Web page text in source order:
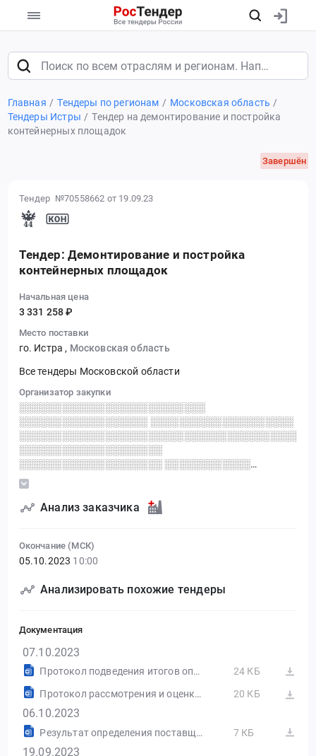
Главная Тендеры по регионам
Московская область
Тендеры Истры
Тендер на демонтирование и постройка
контейнерных площадок
Завершён
Тендер №70558662 от 19.09.23
Тендер: Демонтирование и постройка
контейнерных площадок
Начальная цена
3 331 258 ₽
Место поставки
го. Истра , Московская область
Все тендеры Московской области
Организатор закупки
░░░░░░░░░░░░░░░░░░░░░░░░░░
░░░░░░░░░░░░░░░░░░ ░░░░░░░░░░░░░░░░░░░░
░░░░░░░░░░░░░░░░░░░░░░░░░░░░░░░░░░░░░░░░
░░░░░░░░░░░░░░░░░░░░
░░░░░░░░░░░░░░░░░░░░ ░░░░░░░░░░░░
░░░░░░░░░░░
Анализ заказчика
Окончание (МСК)
05.10.2023 10:00
Анализировать похожие тендеры
Документация
07.10.2023
Протокол подведения итогов определения поставщика (подрядчика, исполнителя) от 06.10.2023 №ИЭОК1
24 КБ
Протокол рассмотрения и оценки вторых частей заявок на участие в открытом конкурсе в электронной форме от 06.10.2023 №ПРОII1
20 КБ
06.10.2023
Результат определения поставщика (подрядчика, исполнителя), сформированный на основании размещенных протоколов 7 КБ
19.09.2023